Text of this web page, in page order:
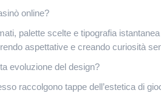
online?
palette scelte e tipografia
aspettative e creando curiosità
evoluzione del design?
raccolgono tappe dell’estetica di